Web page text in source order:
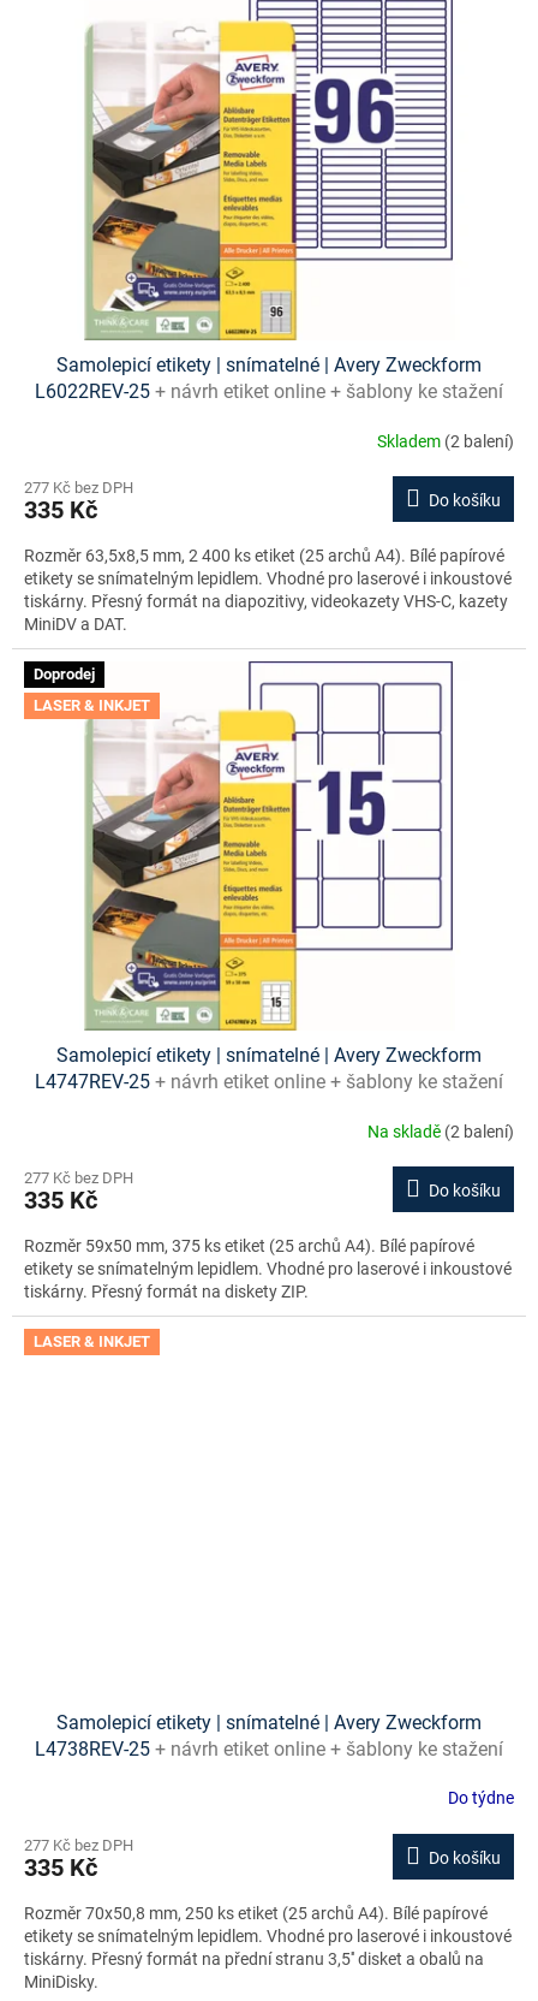
Samolepicí etikety | snímatelné | Avery Zweckform
L6022REV-25 + návrh etiket online + šablony ke stažení
Skladem (2 balení)
277 Kč bez DPH
335 Kč Do košíku
Rozměr 63,5x8,5 mm, 2 400 ks etiket (25 archů A4). Bílé papírové
etikety se snímatelným lepidlem. Vhodné pro laserové i inkoustové
tiskárny. Přesný formát na diapozitivy, videokazety VHS-C, kazety
MiniDV a DAT.
Doprodej
LASER & INKJET
Samolepicí etikety | snímatelné | Avery Zweckform
L4747REV-25 + návrh etiket online + šablony ke stažení
Na skladě (2 balení)
277 Kč bez DPH
335 Kč Do košíku
Rozměr 59x50 mm, 375 ks etiket (25 archů A4). Bílé papírové
etikety se snímatelným lepidlem. Vhodné pro laserové i inkoustové
tiskárny. Přesný formát na diskety ZIP.
LASER & INKJET
Samolepicí etikety | snímatelné | Avery Zweckform
L4738REV-25 + návrh etiket online + šablony ke stažení
Do týdne
277 Kč bez DPH
335 Kč Do košíku
Rozměr 70x50,8 mm, 250 ks etiket (25 archů A4). Bílé papírové
etikety se snímatelným lepidlem. Vhodné pro laserové i inkoustové
tiskárny. Přesný formát na přední stranu 3,5'' disket a obalů na
MiniDisky.